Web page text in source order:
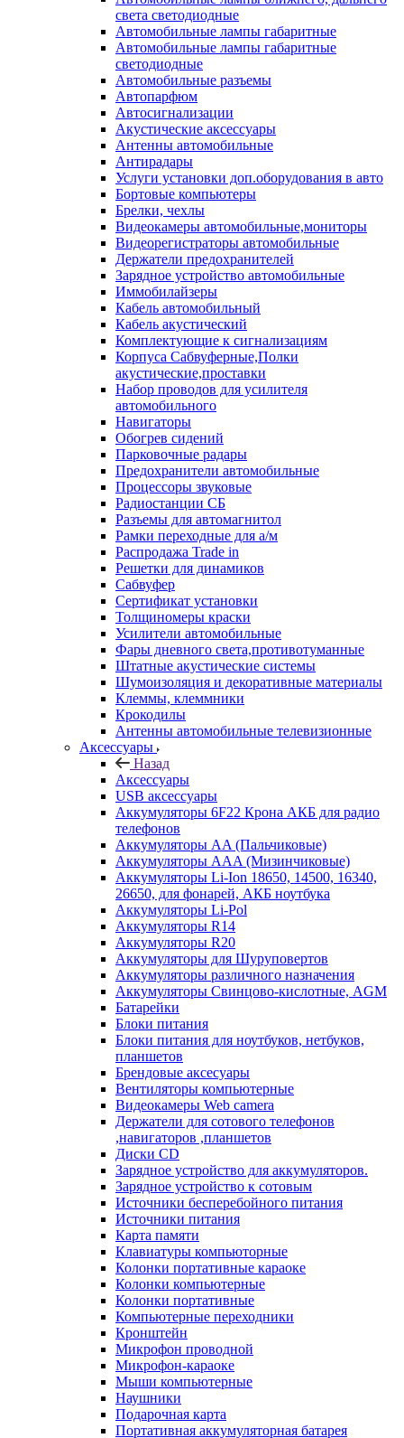
света светодиодные
Автомобильные лампы габаритные
Автомобильные лампы габаритные
светодиодные
Автомобильные разъемы
Автопарфюм
Автосигнализации
Акустические аксессуары
Антенны автомобильные
Антирадары
Услуги установки доп.оборудования в авто
Бортовые компьютеры
Брелки, чехлы
Видеокамеры автомобильные,мониторы
Видеорегистраторы автомобильные
Держатели предохранителей
Зарядное устройство автомобильные
Иммобилайзеры
Кабель автомобильный
Кабель акустический
Комплектующие к сигнализациям
Корпуса Сабвуферные,Полки
акустические,проставки
Набор проводов для усилителя
автомобильного
Навигаторы
Обогрев сидений
Парковочные радары
Предохранители автомобильные
Процессоры звуковые
Радиостанции СБ
Разъемы для автомагнитол
Рамки переходные для а/м
Распродажа Trade in
Решетки для динамиков
Сабвуфер
Сертификат установки
Толщиномеры краски
Усилители автомобильные
Фары дневного света,противотуманные
Штатные акустические системы
Шумоизоляция и декоративные материалы
Клеммы, клеммники
Крокодилы
Антенны автомобильные телевизионные
Аксессуары
Назад
Аксессуары
USB аксессуары
Аккумуляторы 6F22 Крона АКБ для радио
телефонов
Аккумуляторы AA (Пальчиковые)
Аккумуляторы AAA (Мизинчиковые)
Аккумуляторы Li-Ion 18650, 14500, 16340,
26650, для фонарей, АКБ ноутбука
Аккумуляторы Li-Pol
Аккумуляторы R14
Аккумуляторы R20
Аккумуляторы для Шуруповертов
Аккумуляторы различного назначения
Аккумуляторы Свинцово-кислотные, AGM
Батарейки
Блоки питания
Блоки питания для ноутбуков, нетбуков,
планшетов
Брендовые аксесуары
Вентиляторы компьютерные
Видеокамеры Web camera
Держатели для сотового телефонов
,навигаторов ,планшетов
Диски CD
Зарядное устройство для аккумуляторов.
Зарядное устройство к сотовым
Источники бесперебойного питания
Источники питания
Карта памяти
Клавиатуры компьюторные
Колонки портативные караоке
Колонки компьютерные
Колонки портативные
Компьютерные переходники
Кронштейн
Микрофон проводной
Микрофон-караоке
Мыши компьютерные
Наушники
Подарочная карта
Портативная аккумуляторная батарея